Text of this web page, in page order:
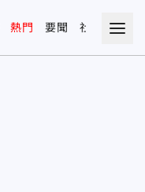
熱門 要聞 社會 娛樂